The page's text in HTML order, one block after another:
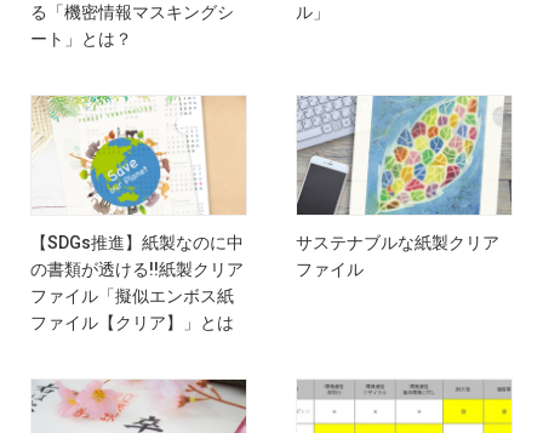
る「機密情報マスキングシ
ート」とは？
ル」
【SDGs推進】紙製なのに中
の書類が透ける!!紙製クリア
ファイル「擬似エンボス紙
ファイル【クリア】」とは
サステナブルな紙製クリア
ファイル